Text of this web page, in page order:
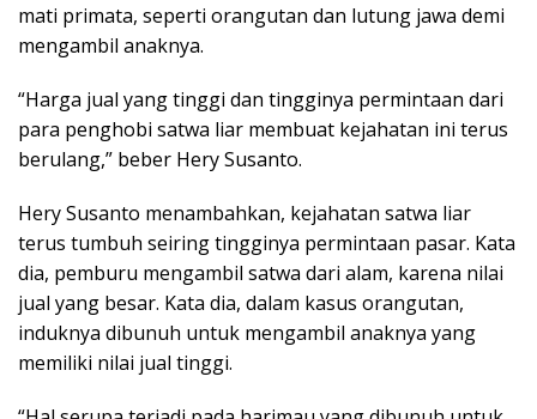
mati primata, seperti orangutan dan lutung jawa demi
mengambil anaknya.
“Harga jual yang tinggi dan tingginya permintaan dari
para penghobi satwa liar membuat kejahatan ini terus
berulang,” beber Hery Susanto.
Hery Susanto menambahkan, kejahatan satwa liar
terus tumbuh seiring tingginya permintaan pasar. Kata
dia, pemburu mengambil satwa dari alam, karena nilai
jual yang besar. Kata dia, dalam kasus orangutan,
induknya dibunuh untuk mengambil anaknya yang
memiliki nilai jual tinggi.